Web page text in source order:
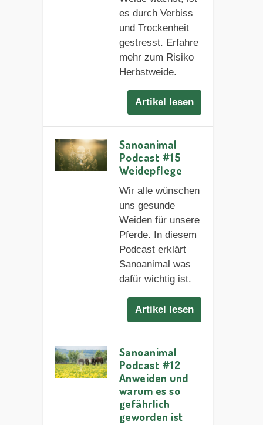
es durch Verbiss
und Trockenheit
gestresst. Erfahre
mehr zum Risiko
Herbstweide.
Artikel lesen
Sanoanimal
Podcast #15
Weidepflege
Wir alle wünschen
uns gesunde
Weiden für unsere
Pferde. In diesem
Podcast erklärt
Sanoanimal was
dafür wichtig ist.
Artikel lesen
Sanoanimal
Podcast #12
Anweiden und
warum es so
gefährlich
geworden ist